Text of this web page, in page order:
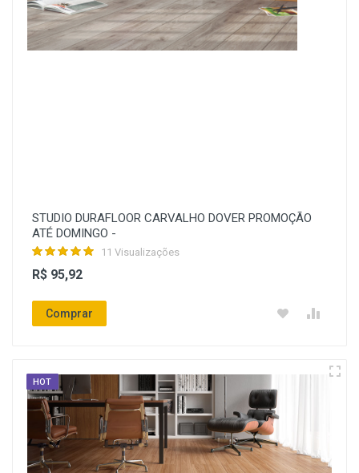
STUDIO DURAFLOOR CARVALHO DOVER PROMOÇÃO
ATÉ DOMINGO -
11 Visualizações
R$ 95,92
Comprar
HOT